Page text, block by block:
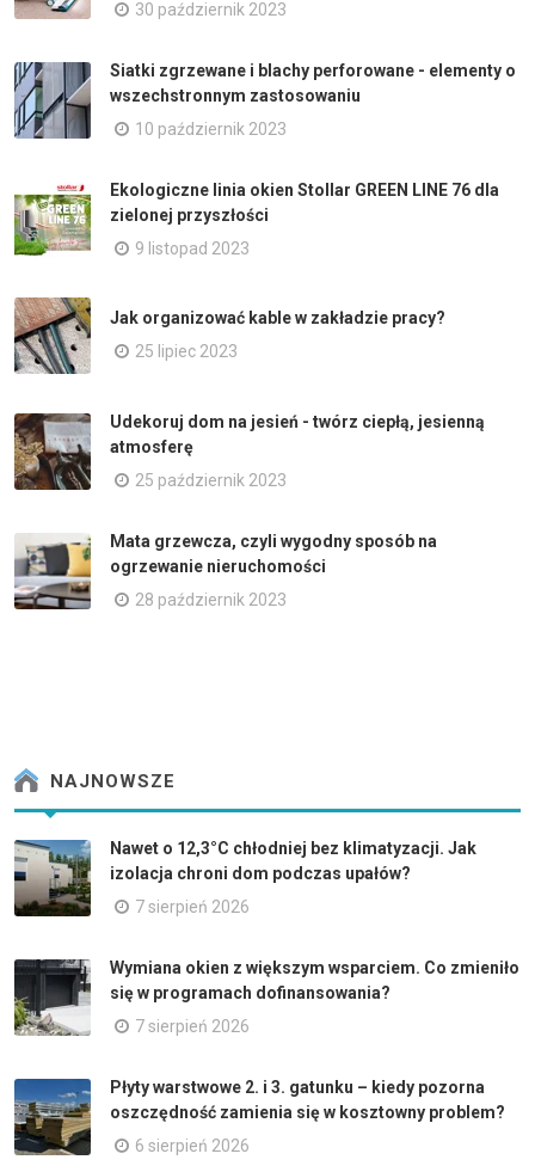
30 październik 2023
Siatki zgrzewane i blachy perforowane - elementy o
wszechstronnym zastosowaniu
10 październik 2023
Ekologiczne linia okien Stollar GREEN LINE 76 dla
zielonej przyszłości
9 listopad 2023
Jak organizować kable w zakładzie pracy?
25 lipiec 2023
Udekoruj dom na jesień - twórz ciepłą, jesienną
atmosferę
25 październik 2023
Mata grzewcza, czyli wygodny sposób na
ogrzewanie nieruchomości
28 październik 2023
NAJNOWSZE
Nawet o 12,3°C chłodniej bez klimatyzacji. Jak
izolacja chroni dom podczas upałów?
7 sierpień 2026
Wymiana okien z większym wsparciem. Co zmieniło
się w programach dofinansowania?
7 sierpień 2026
Płyty warstwowe 2. i 3. gatunku – kiedy pozorna
oszczędność zamienia się w kosztowny problem?
6 sierpień 2026